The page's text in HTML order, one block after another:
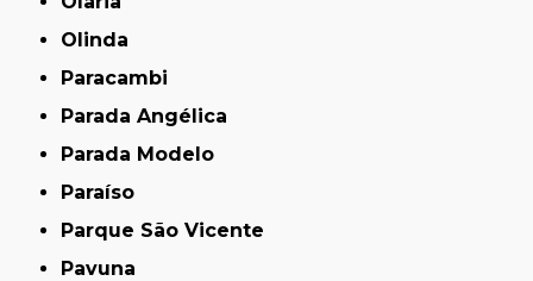
Olinda
Paracambi
Parada Angélica
Parada Modelo
Paraíso
Parque São Vicente
Pavuna